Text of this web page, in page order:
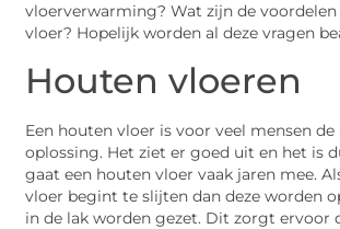
vloerverwarming? Wat zijn de
vloer? Hopelijk worden al deze vragen
Houten vloeren
Een houten vloer is voor veel mensen de
oplossing. Het ziet er goed uit en het is
gaat een houten vloer vaak jaren mee.
vloer begint te slijten dan deze worden
in de lak worden gezet. Dit zorgt ervoor